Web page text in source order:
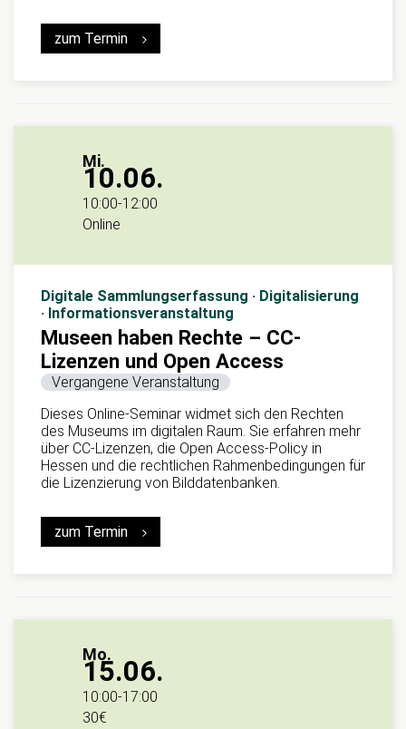
zum Termin
Mi.
10.06.
10:00-12:00
Online
Digitale Sammlungserfassung · Digitalisierung
· Informationsveranstaltung
Museen haben Rechte – CC-
Lizenzen und Open Access
Vergangene Veranstaltung
Dieses Online-Seminar widmet sich den Rechten
des Museums im digitalen Raum. Sie erfahren mehr
über CC-Lizenzen, die Open Access-Policy in
Hessen und die rechtlichen Rahmenbedingungen für
die Lizenzierung von Bilddatenbanken.
zum Termin
Mo.
15.06.
10:00-17:00
30€